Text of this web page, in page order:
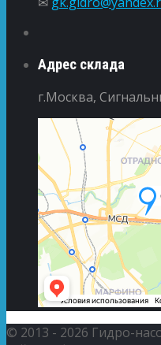
Адрес склада
г.Москва,
© 2013 - 2026 Гидро-